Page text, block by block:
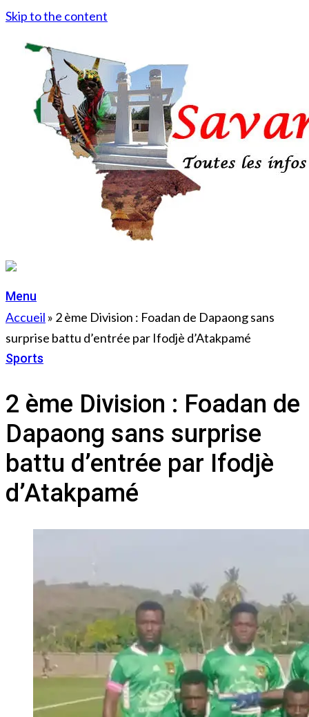
Skip to the content
Menu
Accueil » 2 ème Division : Foadan de Dapaong sans
surprise battu d’entrée par Ifodjè d’Atakpamé
Sports
2 ème Division : Foadan de
Dapaong sans surprise
battu d’entrée par Ifodjè
d’Atakpamé